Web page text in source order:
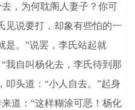
，为何耽阁人妻子？你可
见说要打，却象有些怕的一
是。”说罢，李氏站起就
我自叫杨化去，李氏待到那
叩头道：“小人自去。”起身
道：“这样糊涂可恶！杨化